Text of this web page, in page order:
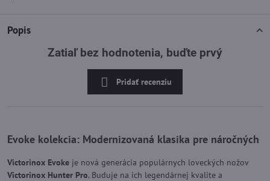
Popis
Zatiaľ bez hodnotenia, buďte prvý
Pridať recenziu
Evoke kolekcia: Modernizovaná klasika pre náročných
Victorinox Evoke je nová generácia populárnych loveckých nožov
Victorinox Hunter Pro. Buduje na ich legendárnej kvalite a